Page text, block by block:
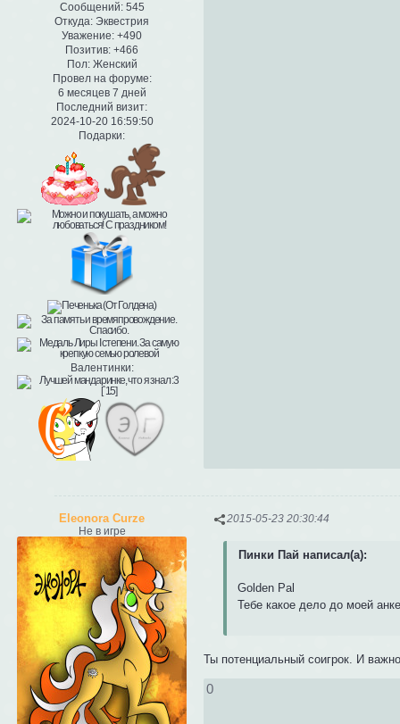
Сообщений:545
Откуда: Эквестрия
Уважение: +490
Позитив: +466
Пол:Женский
Провел на форуме:
6 месяцев 7 дней
Последний визит:
2024-10-20 16:59:50
Подарки:
Валентинки:
2015-05-23 20:30:44
Eleonora Curze
Не в игре
Пинки Пай написал(а):
Golden Pal
Тебе какое дело до моей
Ты потенциальный соигрок. И
0